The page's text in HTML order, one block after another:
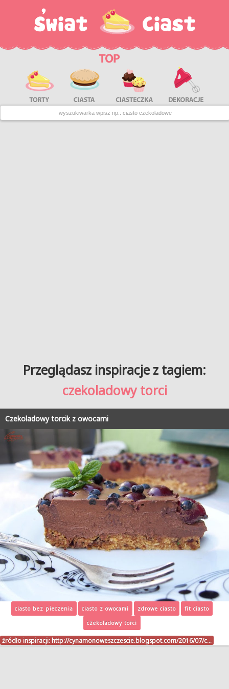
Przeglądasz inspiracje z tagiem:
czekoladowy torci
Czekoladowy torcik z owocami
ciasto bez pieczenia ciasto z owocami zdrowe ciasto
fit ciasto
czekoladowy torci
źródło inspiracji: http://cynamonoweszczescie.blogspot.com/2016/07/c…